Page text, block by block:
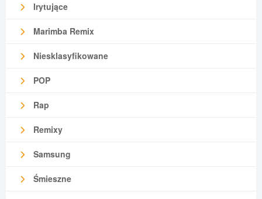
Irytujące
Marimba Remix
Niesklasyfikowane
POP
Rap
Remixy
Samsung
Śmieszne